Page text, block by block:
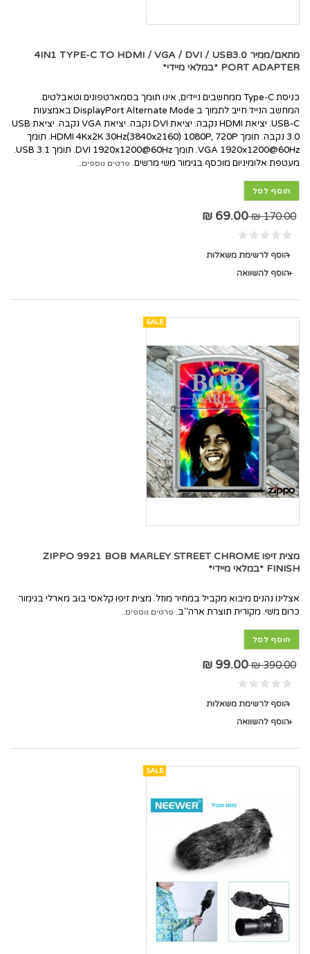
מתאם/ממיר 4IN1 TYPE-C TO HDMI / VGA / DVI / USB3.0
PORT ADAPTER *במלאי מיידי*
כניסת Type-C ממחשבים ניידים, אינו תומך בסמארטפונים וטאבלטים.
המחשב הנייד חייב לתמוך ב DisplayPort Alternate Mode באמצעות
USB-C. יציאת HDMI נקבה. יציאת DVI נקבה. יציאת VGA נקבה. יציאת USB
3.0 נקבה. תומך HDMI 4Kx2K 30Hz(3840x2160) 1080P, 720P. תומך
VGA 1920x1200@60Hz. תומך DVI 1920x1200@60Hz. תומך USB 3.1.
מעטפת אלומיניום מוכסף בגימור משי מרשים. פרטים נוספים..
הוסף לסל
170.00 ₪
69.00 ₪
הוסף לרשימת משאלות
הוסף להשוואה
SALE
מצית זיפו ZIPPO 9921 BOB MARLEY STREET CHROME
FINISH *במלאי מיידי*
אצלינו נהנים מיבוא מקביל במחיר מוזל. מצית זיפו קלאסי בוב מארלי בגימור
כרום משי. מקורית תוצרת ארה"ב. פרטים נוספים..
הוסף לסל
390.00 ₪
99.00 ₪
הוסף לרשימת משאלות
הוסף להשוואה
SALE